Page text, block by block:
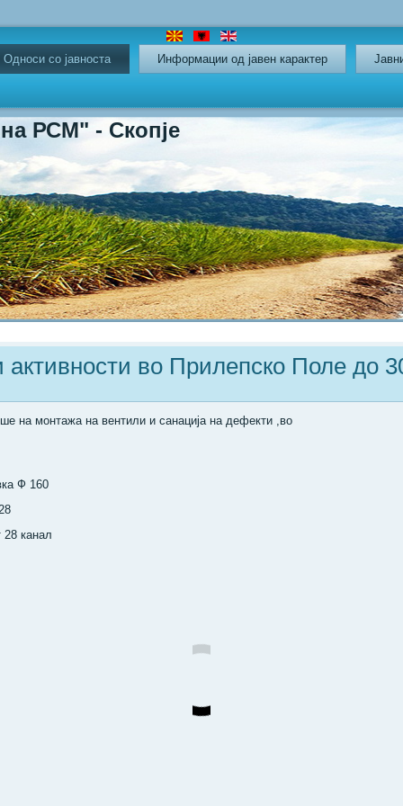
Oдноси со јавноста Информации од јавен карактер
- Скопје
активности во Прилепско Поле до
на монтажа на вентили и санација на дефекти ,во
Ф 160
28 канал